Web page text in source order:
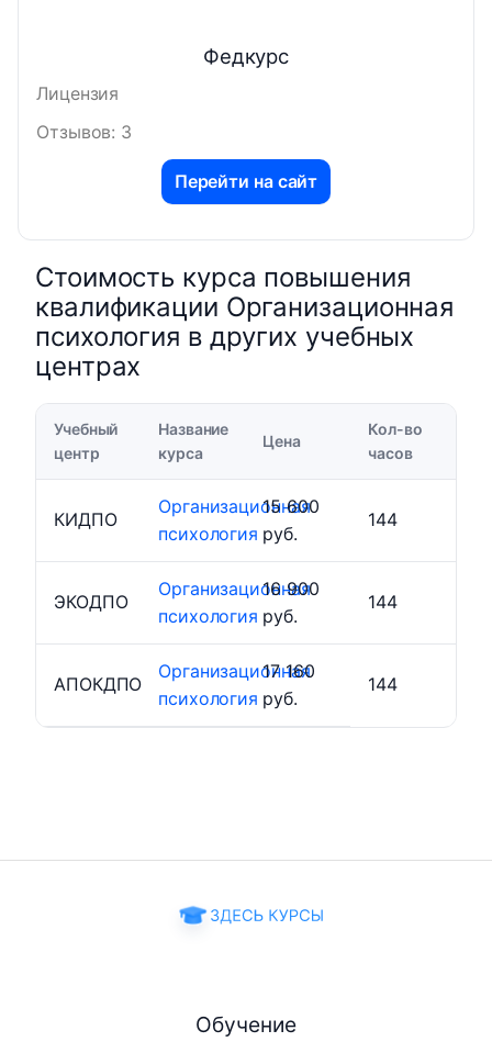
Федкурс
Лицензия
Отзывов: 3
Перейти на сайт
Стоимость курса повышения
квалификации Организационная
психология в других учебных
центрах
Учебный
центр
Название
курса
Цена
Кол-во
часов
КИДПО
Организационная
психология
15 600
руб.
144
ЭКОДПО
Организационная
психология
16 900
руб.
144
АПОКДПО
Организационная
психология
17 160
руб.
144
Обучение